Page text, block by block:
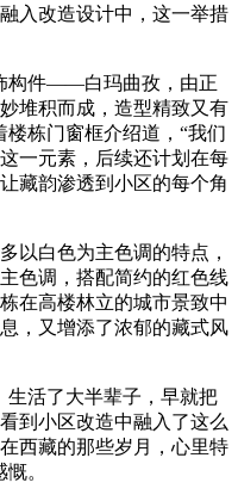
入改造设计中，这一举措
件——白玛曲孜，由正
堆积而成，造型精致又有
栋门窗框介绍道，“我们
一元素，后续还计划在每
藏韵渗透到小区的每个角
白色为主色调的特点，
色调，搭配简约的红色线
在高楼林立的城市景致中
，又增添了浓郁的藏式风
活了大半辈子，早就把
到小区改造中融入了这么
西藏的那些岁月，心里特
。